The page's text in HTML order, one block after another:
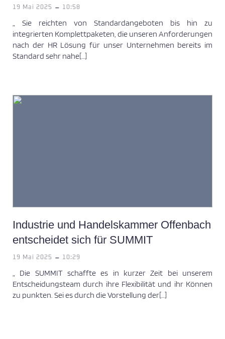
19 Mai 2025 - 10:58
„ Sie reichten von Standardangeboten bis hin zu
integrierten Komplettpaketen, die unseren Anforderungen
nach der HR Lösung für unser Unternehmen bereits im
Standard sehr nahe[…]
Industrie und Handelskammer Offenbach
entscheidet sich für SUMMIT
19 Mai 2025 - 10:29
„ Die SUMMIT schaffte es in kurzer Zeit bei unserem
Entscheidungsteam durch ihre Flexibilität und ihr Können
zu punkten. Sei es durch die Vorstellung der[…]